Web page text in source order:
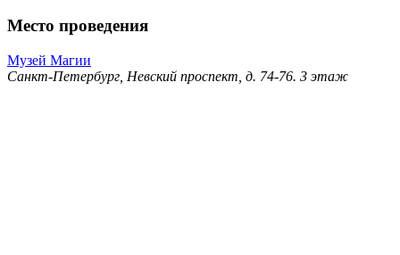
Место проведения
Музей Магии
Санкт-Петербург, Невский проспект, д. 74-76. 3 этаж